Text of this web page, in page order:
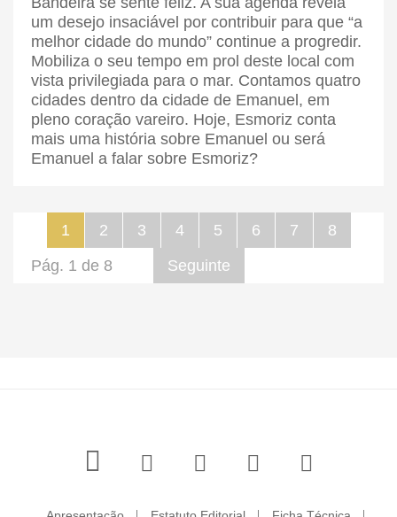
um desejo insaciável por contribuir para que “a
melhor cidade do mundo” continue a progredir.
Mobiliza o seu tempo em prol deste local com
vista privilegiada para o mar. Contamos quatro
cidades dentro da cidade de Emanuel, em
pleno coração vareiro. Hoje, Esmoriz conta
mais uma história sobre Emanuel ou será
Emanuel a falar sobre Esmoriz?
1 2 3 4 5 6 7
8
Seguinte
Pág. 1 de 8